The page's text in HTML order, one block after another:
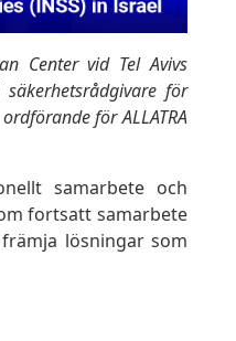
Center vid Tel Avivs
för
för ALLATRA
samarbete och
fortsatt samarbete
lösningar som